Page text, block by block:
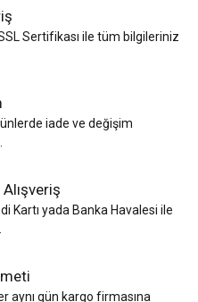
Sertifikası ile tüm bilgileriniz
iade ve değişim
Kartı yada Banka Havalesi ile
aynı gün kargo firmasına